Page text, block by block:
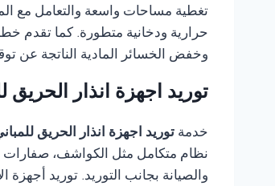
تغطية مساحات واسعة والتعامل مع
حرارية ودخانية متطورة. كما تقدم
وخفض الخسائر المادية الناتجة عن
توريد اجهزة انذار الحريق
خدمة توريد اجهزة انذار الحريق
نظام متكامل مثل الكواشف، صفارات
والصيانة بجانب التوريد. توريد